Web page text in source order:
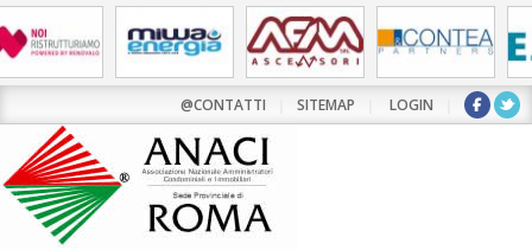
@CONTATTI SITEMAP LOGIN